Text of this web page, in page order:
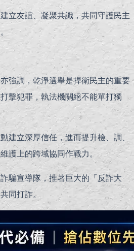
立友誼、凝聚共識，共同守護民主
強調，乾淨選舉是捍衛民主的重要
擊犯罪，執法機關絕不能單打獨
建立深厚信任，進而提升檢、調、
護上的跨域協同作戰力。
騙宣導隊，推著巨大的「反詐大
同打詐。